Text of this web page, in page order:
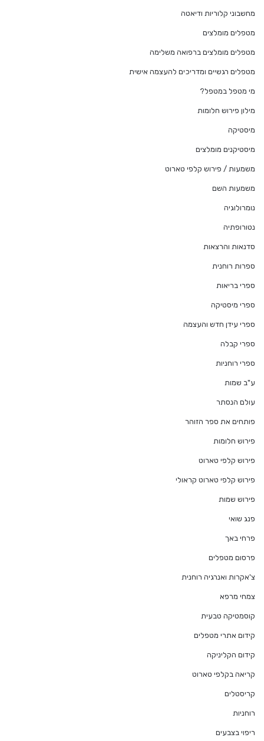
מחשבוני קלוריות ודיאטה
מטפלים מומלצים
מטפלים מומלצים ברפואה משלימה
מטפלים רגשיים ומדריכים להעצמה אישית
מי מטפל במטפל?
מילון פירוש חלומות
מיסטיקה
מיסטיקנים מומלצים
משמעות / פירוש קלפי טארוט
משמעות השם
נומרולוגיה
נטורופתיה
סדנאות והרצאות
ספרות רוחנית
ספרי בריאות
ספרי מיסטיקה
ספרי עידן חדש והעצמה
ספרי קבלה
ספרי רוחניות
ע"ב שמות
עולם הנסתר
פותחים את ספר הזוהר
פירוש חלומות
פירוש קלפי טארוט
פירוש קלפי טארוט קראולי
פירוש שמות
פנג שואי
פרחי באך
פרסום מטפלים
צ'אקרות ואנרגיה רוחנית
צמחי מרפא
קוסמטיקה טבעית
קידום אתרי מטפלים
קידום הקליניקה
קריאה בקלפי טארוט
קריסטלים
רוחניות
ריפוי בצבעים